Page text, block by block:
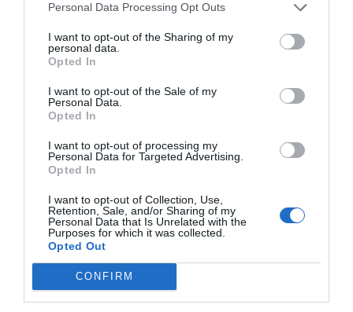
Personal Data Processing Opt Outs
I want to opt-out of the Sharing of my
personal data.
Opted In
I want to opt-out of the Sale of my
Personal Data.
Opted In
I want to opt-out of processing my
Personal Data for Targeted Advertising.
Opted In
I want to opt-out of Collection, Use,
Retention, Sale, and/or Sharing of my
Personal Data that Is Unrelated with the
Purposes for which it was collected.
Opted Out
CONFIRM